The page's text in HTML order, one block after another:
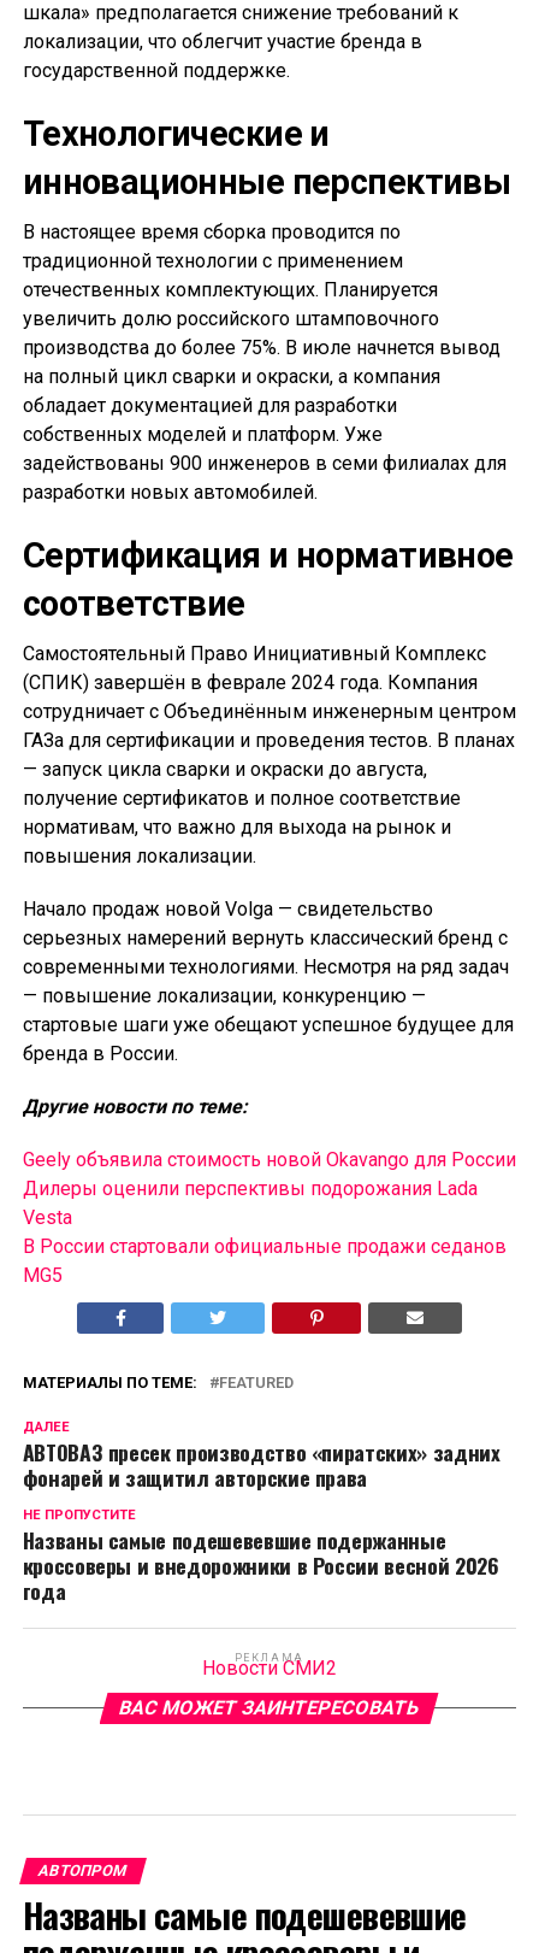
шкала» предполагается снижение требований к
локализации, что облегчит участие бренда в
государственной поддержке.
Технологические и
инновационные перспективы
В настоящее время сборка проводится по
традиционной технологии с применением
отечественных комплектующих. Планируется
увеличить долю российского штамповочного
производства до более 75%. В июле начнется вывод
на полный цикл сварки и окраски, а компания
обладает документацией для разработки
собственных моделей и платформ. Уже
задействованы 900 инженеров в семи филиалах для
разработки новых автомобилей.
Сертификация и нормативное
соответствие
Самостоятельный Право Инициативный Комплекс
(СПИК) завершён в феврале 2024 года. Компания
сотрудничает с Объединённым инженерным центром
ГАЗа для сертификации и проведения тестов. В планах
— запуск цикла сварки и окраски до августа,
получение сертификатов и полное соответствие
нормативам, что важно для выхода на рынок и
повышения локализации.
Начало продаж новой Volga — свидетельство
серьезных намерений вернуть классический бренд с
современными технологиями. Несмотря на ряд задач
— повышение локализации, конкуренцию —
стартовые шаги уже обещают успешное будущее для
бренда в России.
Другие новости по теме:
Geely объявила стоимость новой Okavango для России
Дилеры оценили перспективы подорожания Lada
Vesta
В России cтартовали официальные продажи седанов
MG5
МАТЕРИАЛЫ ПО ТЕМЕ: FEATURED
ДАЛЕЕ
АВТОВАЗ пресек производство «пиратских» задних
фонарей и защитил авторские права
НЕ ПРОПУСТИТЕ
Названы самые подешевевшие подержанные
кроссоверы и внедорожники в России весной 2026
года
РЕКЛАМА
Новости СМИ2
ВАС МОЖЕТ ЗАИНТЕРЕСОВАТЬ
АВТОПРОМ
Названы самые подешевевшие